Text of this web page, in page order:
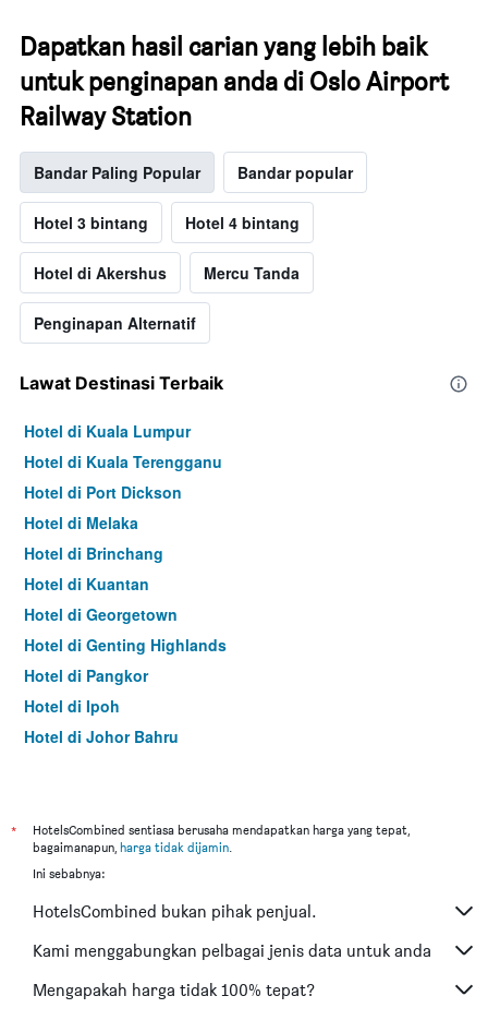
Dapatkan hasil carian yang lebih baik
untuk penginapan anda di Oslo Airport
Railway Station
Bandar Paling Popular Bandar popular
Hotel 3 bintang Hotel 4 bintang
Hotel di Akershus Mercu Tanda
Penginapan Alternatif
Lawat Destinasi Terbaik
Hotel di Kuala Lumpur
Hotel di Kuala Terengganu
Hotel di Port Dickson
Hotel di Melaka
Hotel di Brinchang
Hotel di Kuantan
Hotel di Georgetown
Hotel di Genting Highlands
Hotel di Pangkor
Hotel di Ipoh
Hotel di Johor Bahru
Hotel di Kuching
Hotel di Tokyo
Hotel di Bangkok
Hotel di Putrajaya
Hotel di Shah Alam
*
HotelsCombined sentiasa berusaha mendapatkan harga yang tepat,
bagaimanapun, harga tidak dijamin.
Ini sebabnya:
HotelsCombined bukan pihak penjual.
Kami menggabungkan pelbagai jenis data untuk anda
Mengapakah harga tidak 100% tepat?